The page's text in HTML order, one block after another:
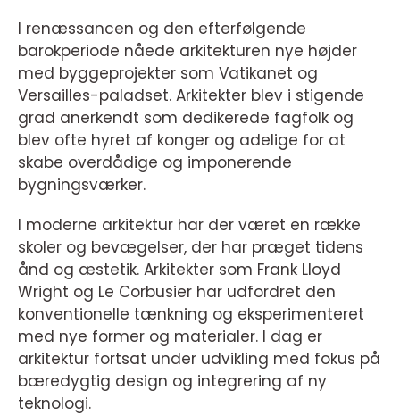
I renæssancen og den efterfølgende
barokperiode nåede arkitekturen nye højder
med byggeprojekter som Vatikanet og
Versailles-paladset. Arkitekter blev i stigende
grad anerkendt som dedikerede fagfolk og
blev ofte hyret af konger og adelige for at
skabe overdådige og imponerende
bygningsværker.
I moderne arkitektur har der været en række
skoler og bevægelser, der har præget tidens
ånd og æstetik. Arkitekter som Frank Lloyd
Wright og Le Corbusier har udfordret den
konventionelle tænkning og eksperimenteret
med nye former og materialer. I dag er
arkitektur fortsat under udvikling med fokus på
bæredygtig design og integrering af ny
teknologi.